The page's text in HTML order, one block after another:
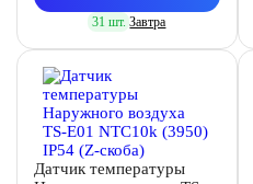
31 шт. Завтра
Датчик температуры